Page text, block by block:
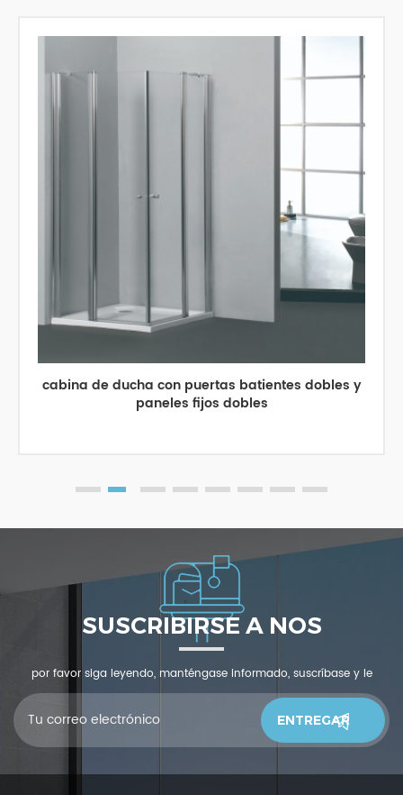
cabina de ducha con puertas batientes dobles y
paneles fijos dobles
SUSCRIBIRSE A NOS
por favor siga leyendo, manténgase informado, suscríbase y le
invitamos a que nos cuente qué piensas.